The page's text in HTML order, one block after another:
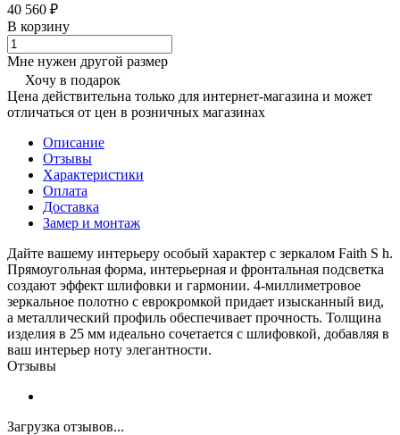
40 560 ₽
В корзину
Мне нужен другой размер
Хочу в подарок
Цена действительна только для интернет-магазина и может
отличаться от цен в розничных магазинах
Описание
Отзывы
Характеристики
Оплата
Доставка
Замер и монтаж
Дайте вашему интерьеру особый характер с зеркалом Faith S h.
Прямоугольная форма, интерьерная и фронтальная подсветка
создают эффект шлифовки и гармонии. 4-миллиметровое
зеркальное полотно с еврокромкой придает изысканный вид,
а металлический профиль обеспечивает прочность. Толщина
изделия в 25 мм идеально сочетается с шлифовкой, добавляя в
ваш интерьер ноту элегантности.
Отзывы
Загрузка отзывов...